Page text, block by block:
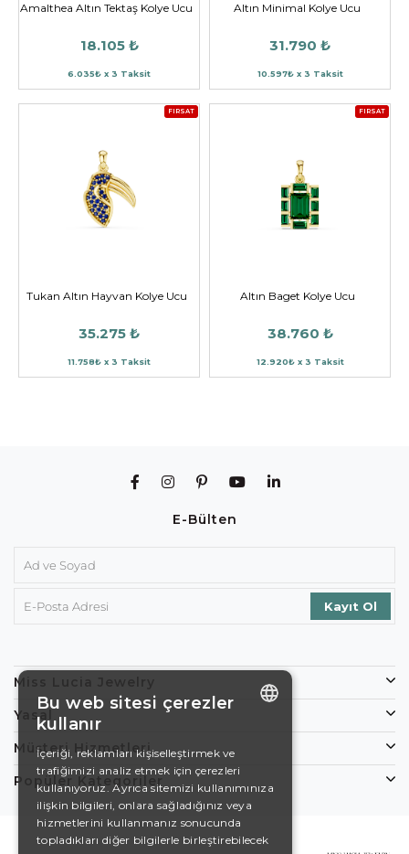
Amalthea Altın Tektaş Kolye Ucu
18.105 ₺
6.035₺ x 3 Taksit
Altın Minimal Kolye Ucu
31.790 ₺
10.597₺ x 3 Taksit
FIRSAT
Tukan Altın Hayvan Kolye Ucu
35.275 ₺
11.758₺ x 3 Taksit
FIRSAT
Altın Baget Kolye Ucu
38.760 ₺
12.920₺ x 3 Taksit
E-Bülten
Miss Lucia Jewelry
Yasal
Müşteri Hizmetleri
Popüler Kategoriler
DE
EN
Bu web sitesi çerezler
kullanır
İçeriği, reklamları kişiselleştirmek ve
trafiğimizi analiz etmek için çerezleri
kullanıyoruz. Ayrıca sitemizi kullanımınıza
ilişkin bilgileri, onlara sağladığınız veya
hizmetlerini kullanmanız sonucunda
topladıkları diğer bilgilerle birleştirebilecek